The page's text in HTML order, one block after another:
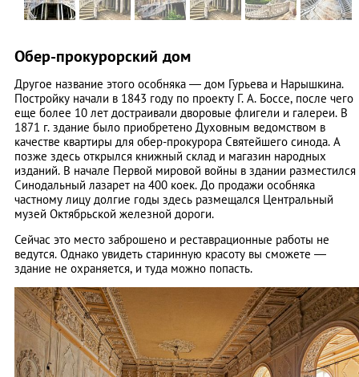
Обер-прокурорский дом
Другое название этого особняка — дом Гурьева и Нарышкина.
Постройку начали в 1843 году по проекту Г. А. Боссе, после чего
еще более 10 лет достраивали дворовые флигели и галереи. В
1871 г. здание было приобретено Духовным ведомством в
качестве квартиры для обер-прокурора Святейшего синода. А
позже здесь открылся книжный склад и магазин народных
изданий. В начале Первой мировой войны в здании разместился
Синодальный лазарет на 400 коек. До продажи особняка
частному лицу долгие годы здесь размещался Центральный
музей Октябрьской железной дороги.
Сейчас это место заброшено и реставрационные работы не
ведутся. Однако увидеть старинную красоту вы сможете —
здание не охраняется, и туда можно попасть.